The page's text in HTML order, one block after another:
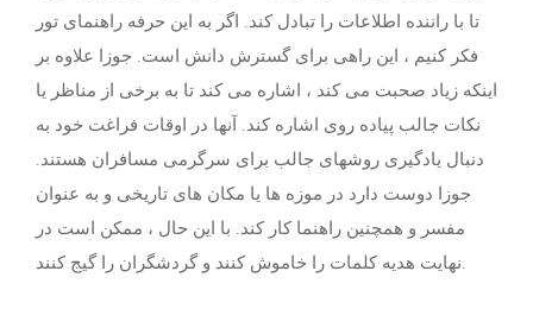
تا با راننده اطلاعات را تبادل کند. اگر به این حرفه راهنمای تور
فکر کنیم ، این راهی برای گسترش دانش است. جوزا علاوه بر
اینکه زیاد صحبت می کند ، اشاره می کند تا به برخی از مناظر یا
نکات جالب پیاده روی اشاره کند. آنها در اوقات فراغت خود به
دنبال یادگیری روشهای جالب برای سرگرمی مسافران هستند.
جوزا دوست دارد در موزه ها یا مکان های تاریخی و به عنوان
مفسر و همچنین راهنما کار کند. با این حال ، ممکن است در